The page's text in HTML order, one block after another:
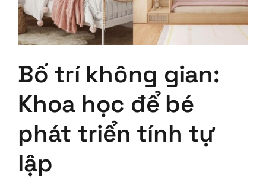
Bố trí không gian:
Khoa học để bé
phát triển tính tự
lập